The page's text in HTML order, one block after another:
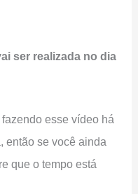
ser realizada no dia
esse vídeo há
então se você ainda
que o tempo está